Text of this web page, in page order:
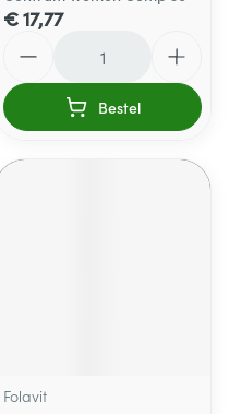
€ 17,77
Bestel
Folavit